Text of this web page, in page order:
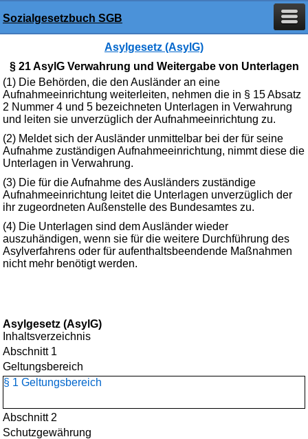
Sozialgesetzbuch SGB
Asylgesetz (AsylG)
§ 21 AsylG Verwahrung und Weitergabe von Unterlagen
(1) Die Behörden, die den Ausländer an eine
Aufnahmeeinrichtung weiterleiten, nehmen die in § 15 Absatz
2 Nummer 4 und 5 bezeichneten Unterlagen in Verwahrung
und leiten sie unverzüglich der Aufnahmeeinrichtung zu.
(2) Meldet sich der Ausländer unmittelbar bei der für seine
Aufnahme zuständigen Aufnahmeeinrichtung, nimmt diese die
Unterlagen in Verwahrung.
(3) Die für die Aufnahme des Ausländers zuständige
Aufnahmeeinrichtung leitet die Unterlagen unverzüglich der
ihr zugeordneten Außenstelle des Bundesamtes zu.
(4) Die Unterlagen sind dem Ausländer wieder
auszuhändigen, wenn sie für die weitere Durchführung des
Asylverfahrens oder für aufenthaltsbeendende Maßnahmen
nicht mehr benötigt werden.
Asylgesetz (AsylG)
Inhaltsverzeichnis
Abschnitt 1
Geltungsbereich
§ 1 Geltungsbereich
Abschnitt 2
Schutzgewährung